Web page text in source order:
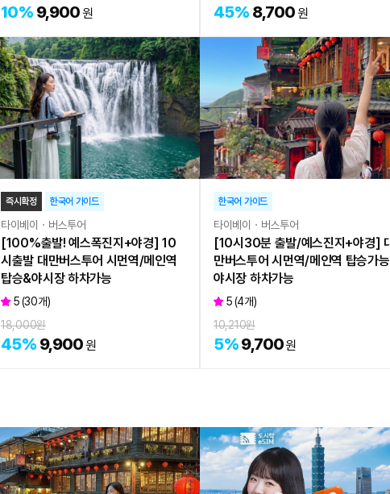
10% 9,900원 45% 8,700원
즉시확정 한국어 가이드
타이베이ㆍ버스투어
[100%출발! 예스폭진지+야경] 10
시출발 대만버스투어 시먼역/메인역
탑승&야시장 하차가능
5(30개)
18,000원
45% 9,900원
한국어 가이드
타이베이ㆍ버스투어
[10시30분 출발/예스진지+야경]
만버스투어 시먼역/메인역 탑승가
야시장 하차가능
5(4개)
10,210원
5%9,700원